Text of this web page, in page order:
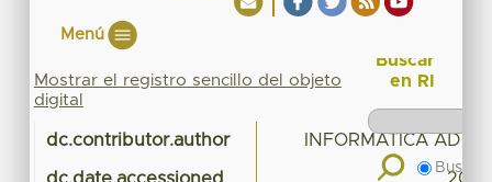
Menú
Mostrar el registro sencillo del objeto
digital
dc.contributor.author INFORMATICA
Buscar
en RI
Buscar